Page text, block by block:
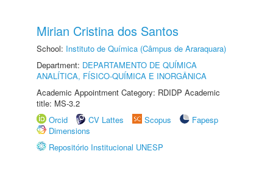
Mirian Cristina dos Santos
School: Instituto de Química (Câmpus de Araraquara)
Department: DEPARTAMENTO DE QUÍMICA
ANALÍTICA, FÍSICO-QUÍMICA E INORGÂNICA
Academic Appointment Category: RDIDP Academic
title: MS-3.2
Orcid
CV Lattes Scopus
Fapesp
Dimensions
Repositório Institucional UNESP